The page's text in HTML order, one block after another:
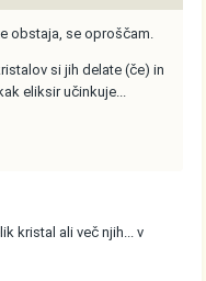
obstaja, se oproščam.
si jih delate (če) in
eliksir učinkuje...
kristal ali več njih... v